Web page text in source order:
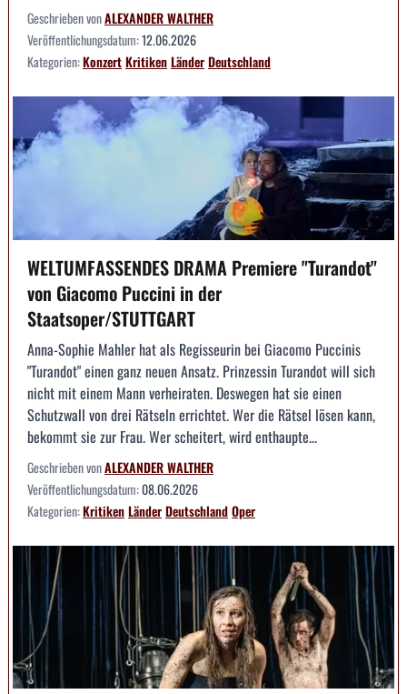
Geschrieben vonALEXANDER WALTHER
Veröffentlichungsdatum:12.06.2026
Kategorien:KonzertKritikenLänderDeutschland
WELTUMFASSENDES DRAMA Premiere "Turandot"
von Giacomo Puccini in der
Staatsoper/STUTTGART
Anna-Sophie Mahler hat als Regisseurin bei Giacomo Puccinis
"Turandot" einen ganz neuen Ansatz. Prinzessin Turandot will sich
nicht mit einem Mann verheiraten. Deswegen hat sie einen
Schutzwall von drei Rätseln errichtet. Wer die Rätsel lösen kann,
bekommt sie zur Frau. Wer scheitert, wird enthaupte...
Geschrieben vonALEXANDER WALTHER
Veröffentlichungsdatum:08.06.2026
Kategorien:KritikenLänderDeutschlandOper